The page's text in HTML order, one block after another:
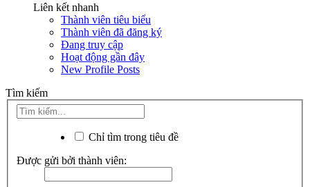
Liên kết nhanh
Thành viên tiêu biểu
Thành viên đã đăng ký
Đang truy cập
Hoạt động gần đây
New Profile Posts
Tìm kiếm
Chỉ tìm trong tiêu đề
Được gửi bởi thành viên: